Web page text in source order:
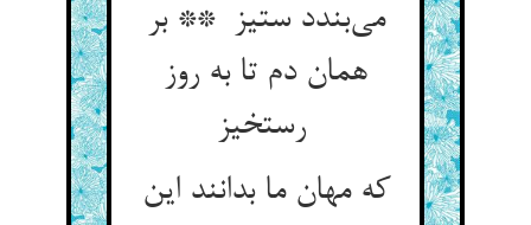
می‌بندد ستیز ** بر
همان دم تا به روز
رستخیز
که مهان ما بدانند این